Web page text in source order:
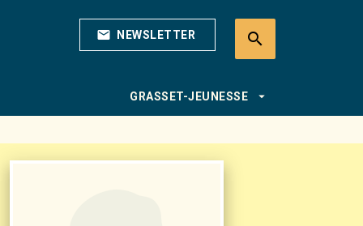
mail NEWSLETTER search
GRASSET-JEUNESSE arrow_drop_down